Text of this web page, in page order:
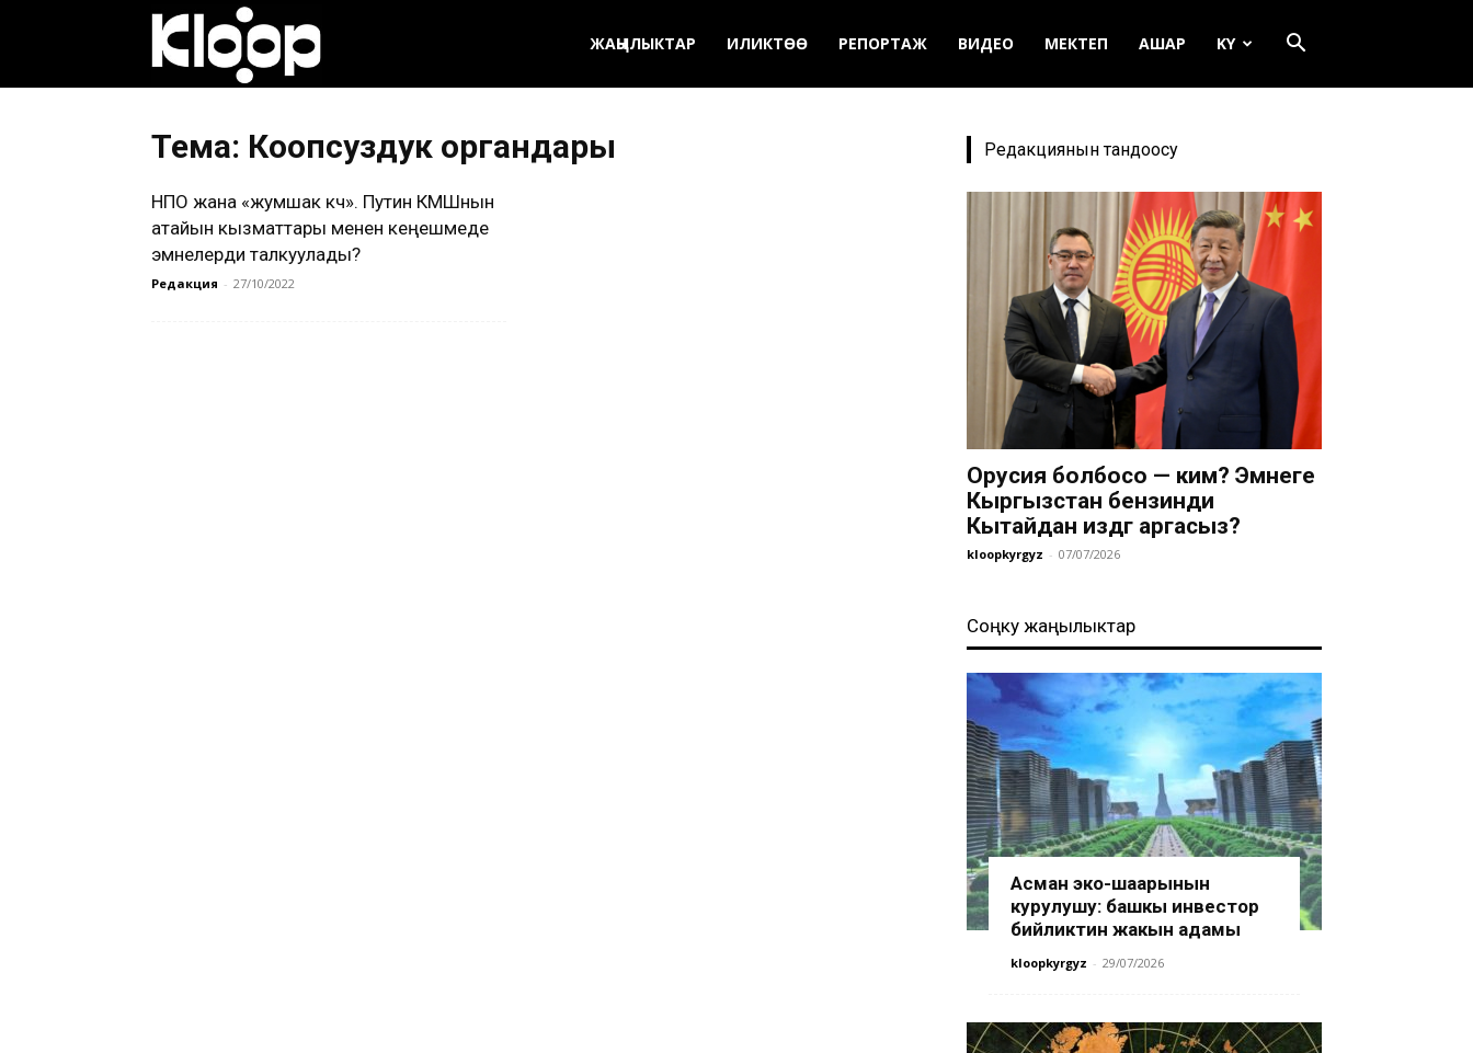
ЖАҢЫЛЫКТАР ИЛИКТӨӨ РЕПОРТАЖ ВИДЕО МЕКТЕП АШАР KY
Тема: Коопсуздук органдары
НПО жана «жумшак күч». Путин КМШнын
атайын кызматтары менен кеңешмеде
эмнелерди талкуулады?
Редакция - 27/10/2022
Редакциянын тандоосу
Орусия болбосо — ким? Эмнеге
Кыргызстан бензинди
Кытайдан издөөгө аргасыз?
kloopkyrgyz - 07/07/2026
Соңку жаңылыктар
Асман эко-шаарынын
курулушу: башкы инвестор
бийликтин жакын адамы
kloopkyrgyz - 29/07/2026